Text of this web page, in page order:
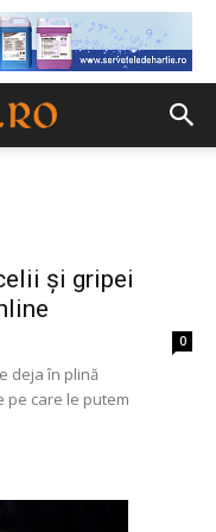
și gripei
0
deja în plină
pe care le putem